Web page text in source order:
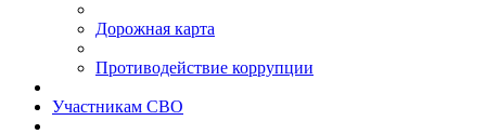
Дорожная карта
Противодействие коррупции
Участникам СВО